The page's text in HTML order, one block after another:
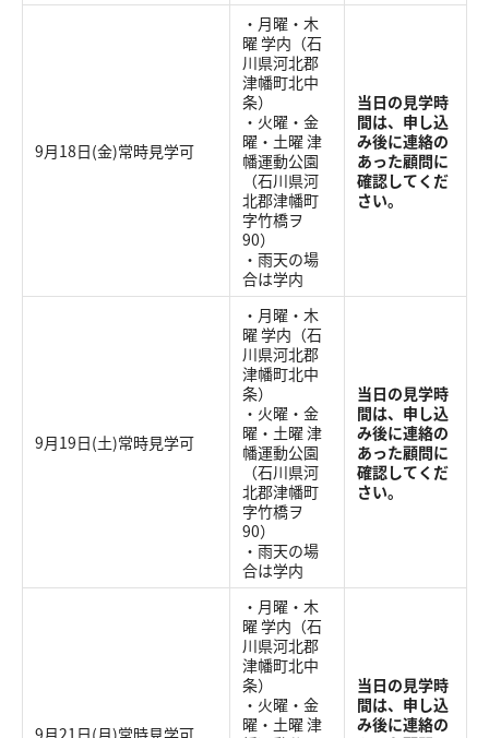
9月18日(金)常時見学可
・月曜・木
曜 学内（石
川県河北郡
津幡町北中
条）
・火曜・金
曜・土曜 津
幡運動公園
（石川県河
北郡津幡町
字竹橋ヲ
90）
・雨天の場
合は学内
当日の見学時
間は、申し込
み後に連絡の
あった顧問に
確認してくだ
さい。
9月19日(土)常時見学可
・月曜・木
曜 学内（石
川県河北郡
津幡町北中
条）
・火曜・金
曜・土曜 津
幡運動公園
（石川県河
北郡津幡町
字竹橋ヲ
90）
・雨天の場
合は学内
当日の見学時
間は、申し込
み後に連絡の
あった顧問に
確認してくだ
さい。
・月曜・木
曜 学内（石
川県河北郡
津幡町北中
条）
・火曜・金
曜・土曜 津
当日の見学時
間は、申し込
み後に連絡の